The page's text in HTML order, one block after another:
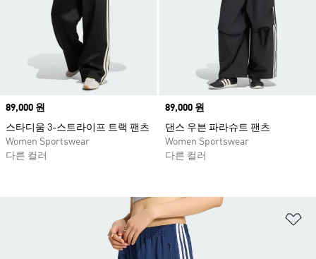
Price
89,000 원
스타디움 3-스트라이프 트랙 팬츠
Women Sportswear
다른 컬러
Price
89,000 원
댄스 우븐 파라슈트 팬츠
Women Sportswear
다른 컬러